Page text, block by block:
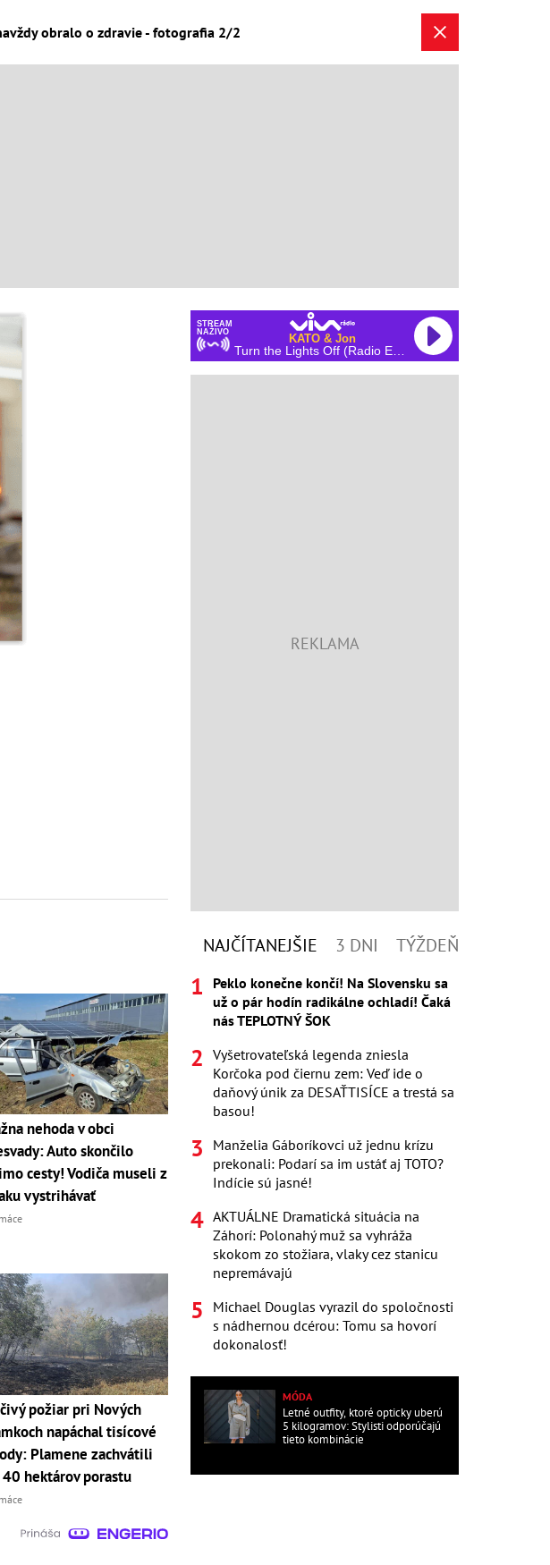
obralo o zdravie - fotografia 2/2
nehoda v obci
Auto skončilo
cesty! Vodiča museli z
vystrihávať
požiar pri Nových
napáchal tisícové
Plamene zachvátili
40 hektárov porastu
STREAM
NAŽIVO
KATO & Jon
NAJČÍTANEJŠIE 3 DNI TÝŽDEŇ
Peklo konečne končí! Na Slovensku sa
už o pár hodín radikálne ochladí! Čaká
nás TEPLOTNÝ ŠOK
Vyšetrovateľská legenda zniesla
Korčoka pod čiernu zem: Veď ide o
daňový únik za DESAŤTISÍCE a trestá sa
basou!
Manželia Gáboríkovci už jednu krízu
prekonali: Podarí sa im ustáť aj TOTO?
Indície sú jasné!
AKTUÁLNE Dramatická situácia na
Záhorí: Polonahý muž sa vyhráža
skokom zo stožiara, vlaky cez stanicu
nepremávajú
Michael Douglas vyrazil do spoločnosti
s nádhernou dcérou: Tomu sa hovorí
dokonalosť!
MÓDA
Letné outfity, ktoré opticky uberú
5 kilogramov: Stylisti odporúčajú
tieto kombinácie